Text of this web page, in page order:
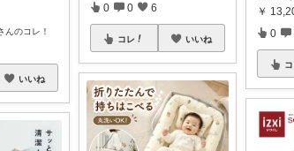
んのコレ！
いいね
0 0 6
コレ いいね
￥
0